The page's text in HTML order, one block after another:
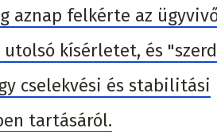
aznap felkérte az
kísérletet, és
cselekvési és stabilitási
tartásáról.